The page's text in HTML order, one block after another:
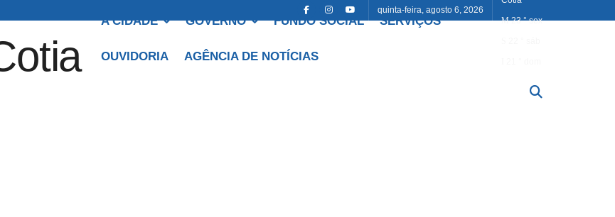
quinta-feira, agosto 6, 2026
23 ° sex
A CIDADE GOVERNO FUNDO SOCIAL SERVIÇOS
OUVIDORIA AGÊNCIA DE NOTÍCIAS